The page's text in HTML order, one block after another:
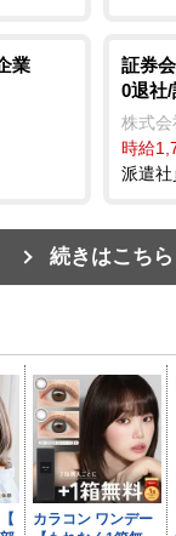
業
証券
0退社
株式
時給
派遣
続きはこちら